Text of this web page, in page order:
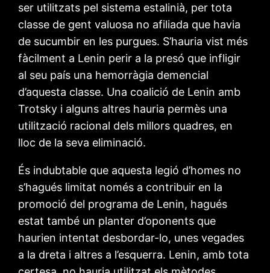
ser utilitzats pel sistema estalinià, per tota
classe de gent valuosa no afiliada que havia
de sucumbir en les purgues. S’hauria vist més
fàcilment a Lenin perir a la presó que infligir
al seu país una hemorràgia demencial
d’aquesta classe. Una coalició de Lenin amb
Trotsky i alguns altres hauria permès una
utilització racional dels millors quadres, en
lloc de la seva eliminació.
És indubtable que aquesta legió d’homes no
s’hagués limitat només a contribuir en la
promoció del programa de Lenin, hagués
estat també un planter d’oponents que
haurien intentat desbordar-lo, unes vegades
a la dreta i altres a l’esquerra. Lenin, amb tota